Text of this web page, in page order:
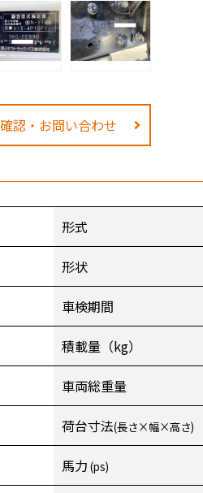
認・お問い合わせ
形式
形状
車検期間
積載量（kg）
車両総重量
荷台寸法(長さ×幅×高さ)
馬力 (ps)